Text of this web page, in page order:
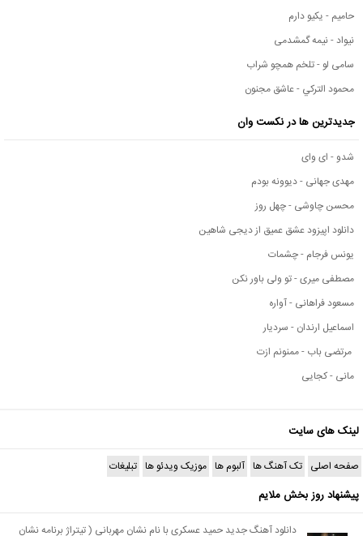
حامیم - یکیو دارم
نیواد - نیمه گمشدمی
سامی لو - تلخم همچو شراب
محمود التركي - عاشق مجنون
جدیدترین ها در نکست وان
شدو - ای وای
مهدی جهانی - دیوونه بودم
محسن چاوشی - چهل روز
دانلود اپیزود عشق عمیق از دیجی شاهین
یونس فرجام - چشمات
مصطفی میری - تو ولی باور نکن
مسعود فراهانی - آواره
اسماعیل ارندان - سردیار
مرتضی باب - ممنونم ازت
مانی - کجایی
لینک های سایت
صفحه اصلی تک آهنگ ها آلبوم ها موزیک ویدئو ها تبلیغات
پیشنهاد روز بخش ملایم
دانلود آهنگ جدید حمید عسکری با نام نشان مهربانی ( تیتراژ برنامه نشان